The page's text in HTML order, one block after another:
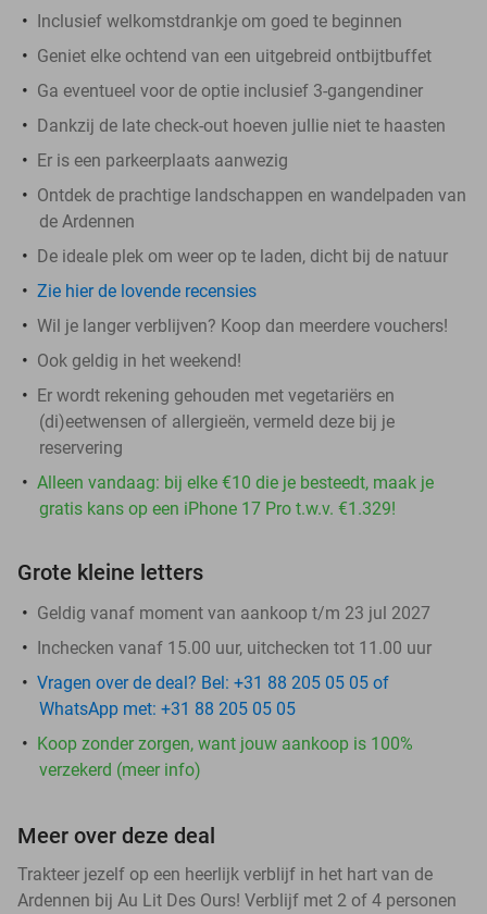
Inclusief welkomstdrankje om goed te beginnen
Geniet elke ochtend van een uitgebreid ontbijtbuffet
Ga eventueel voor de optie inclusief 3-gangendiner
Dankzij de late check-out hoeven jullie niet te haasten
Er is een parkeerplaats aanwezig
Ontdek de prachtige landschappen en wandelpaden van
de Ardennen
De ideale plek om weer op te laden, dicht bij de natuur
Zie hier de lovende recensies
Wil je langer verblijven? Koop dan meerdere vouchers!
Ook geldig in het weekend!
Er wordt rekening gehouden met vegetariërs en
(di)eetwensen of allergieën, vermeld deze bij je
reservering
Alleen vandaag: bij elke €10 die je besteedt, maak je
gratis kans op een iPhone 17 Pro t.w.v. €1.329!
Grote kleine letters
Geldig vanaf moment van aankoop t/m 23 jul 2027
Inchecken vanaf 15.00 uur, uitchecken tot 11.00 uur
Vragen over de deal? Bel: +31 88 205 05 05 of
WhatsApp met: +31 88 205 05 05
Koop zonder zorgen, want jouw aankoop is 100%
verzekerd (meer info)
Meer over deze deal
Trakteer jezelf op een heerlijk verblijf in het hart van de
Ardennen bij Au Lit Des Ours! Verblijf met 2 of 4 personen